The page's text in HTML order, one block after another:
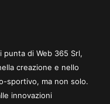
di Web 365 Srl,
creazione e nello
sportivo, ma non solo.
innovazioni